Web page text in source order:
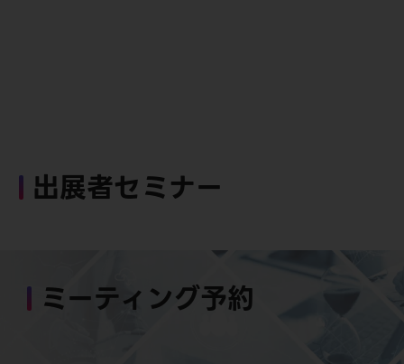
出展者セミナー
ミーティング予約